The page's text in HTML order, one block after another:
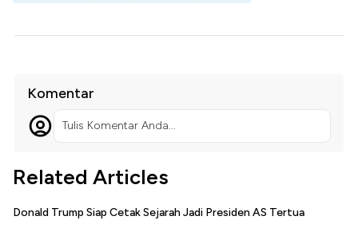
Komentar
Tulis Komentar Anda...
Related Articles
Donald Trump Siap Cetak Sejarah Jadi Presiden AS Tertua